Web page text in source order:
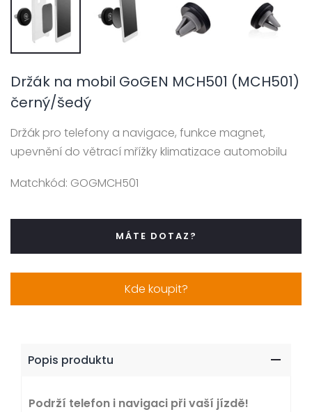
Držák na mobil GoGEN MCH501 (MCH501)
černý/šedý
Držák pro telefony a navigace, funkce magnet,
upevnění do větrací mřížky klimatizace automobilu
Matchkód: GOGMCH501
MÁTE DOTAZ?
Kde koupit?
Popis produktu
Podrží telefon i navigaci při vaší jízdě!